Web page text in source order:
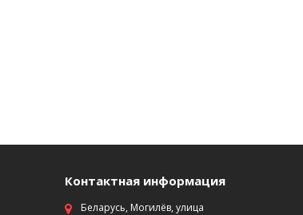
Контактная информация
Беларусь, Могилёв, улица